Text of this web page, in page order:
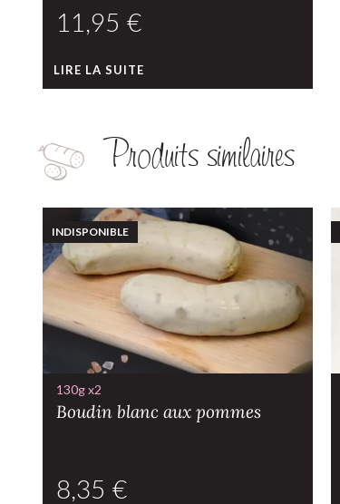
€
LIRE LA SUITE
Produits similaires
INDISPONIBLE
130g x2
Boudin blanc aux pommes
€